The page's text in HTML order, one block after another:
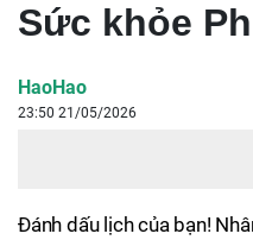
Sức khỏe
HaoHao
23:50 21/05/2026
Đánh dấu lịch của bạn!